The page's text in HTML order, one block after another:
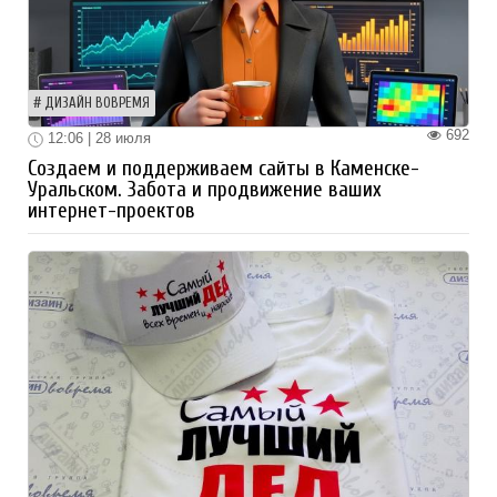
ДИЗАЙН ВОВРЕМЯ
692
12:06 | 28 июля
Создаем и поддерживаем сайты в Каменске-
Уральском. Забота и продвижение ваших
интернет-проектов